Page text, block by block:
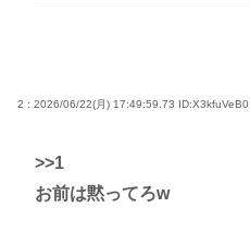
2 : 2026/06/22(月) 17:49:59.73 ID:X3kfuVeB0
>>1
お前は黙ってろw